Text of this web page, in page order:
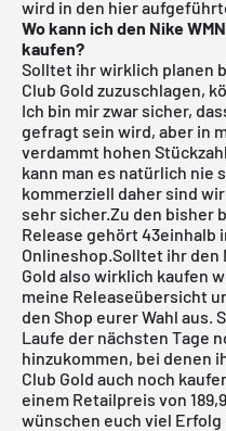
wird in den hier
Wo kann ich den Nike
kaufen?
Solltet ihr wirklich planen
Club Gold zuzuschlagen,
Ich bin mir zwar sicher,
gefragt sein wird, aber in
verdammt hohen
kann man es natürlich nie
kommerziell daher sind
sehr sicher.Zu den bisher
Release gehört43einhalb
Onlineshop.Solltet ihr den
Gold also wirklich kaufen
meine Releaseübersicht
den Shop eurer Wahl
Laufe der nächsten Tage
hinzukommen, bei denen
Club Gold auch noch
einem Retailpreis von
wünschen euch viel Erfolg